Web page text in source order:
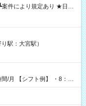
に現金GET♪ お仕事後はコ
試用期間】試
駅：大宮駅）
8：00